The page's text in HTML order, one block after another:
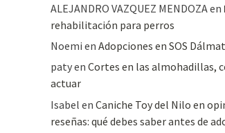
ALEJANDRO VAZQUEZ MENDOZAen
rehabilitación para perros
Noemi en Adopciones en SOS
patyen Cortes en las almohadillas,
actuar
Isabel en Caniche Toy del Nilo en
reseñas: qué debes saber antes de